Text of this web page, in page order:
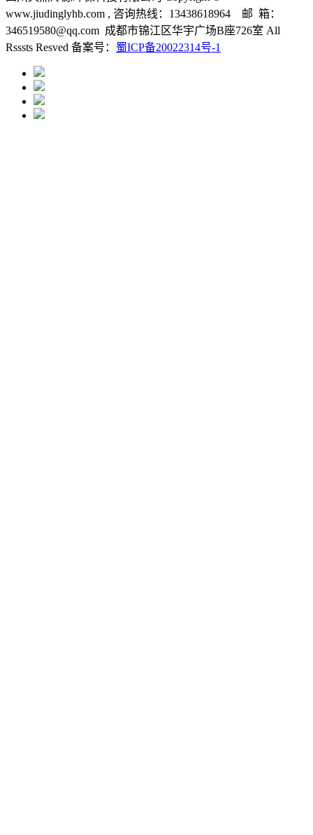
www.jiudinglyhb.com , 咨询热线：13438618964 邮 箱：
346519580@qq.com 成都市锦江区华宇广场B座726室 All
Rsssts Resved 备案号： 蜀ICP备20022314号-1